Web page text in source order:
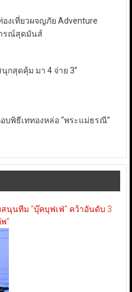
งเที่ยวผจญภัย Adventure
ารณ์สุดมันส์
กสุดคุ้ม มา 4 จ่าย 3”
บพิธีเททองหล่อ “พระแม่ธรณี”
นุนทีม “บุ๊คบุฟเฟ่” คว้าอันดับ 3
”